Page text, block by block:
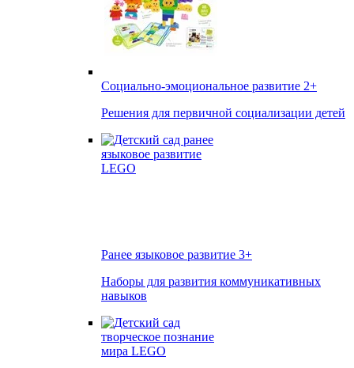
Социально-эмоциональное развитие 2+
Решения для первичной социализации детей
Ранее языковое развитие 3+
Наборы для развития коммуникативных
навыков